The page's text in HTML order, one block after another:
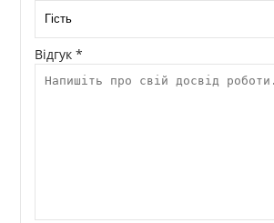
Відгук *